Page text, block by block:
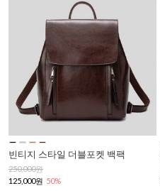
빈티지 스타일 더블포켓 백팩
250,000원
125,000원 50%